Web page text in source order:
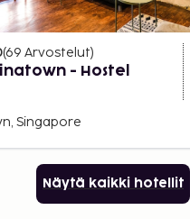
(69 Arvostelut)
- Hostel
Singapore
Näytä kaikki hotellit